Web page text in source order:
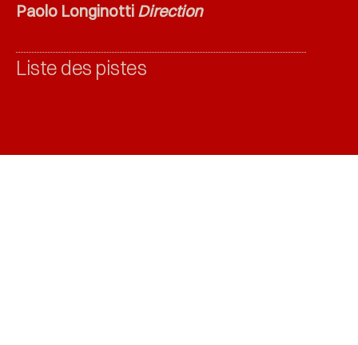
Paolo Longinotti Direction
Liste des pistes